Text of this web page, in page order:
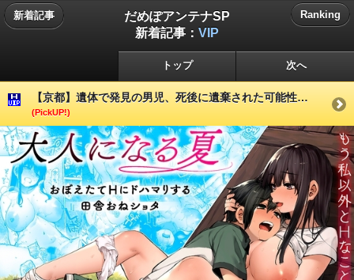
新着記事
だめぽアンテナSP
新着記事： VIP
Ranking
トップ 次へ
【京都】遺体で発見の男児、死後に遺棄された可能性…
(PickUP!)